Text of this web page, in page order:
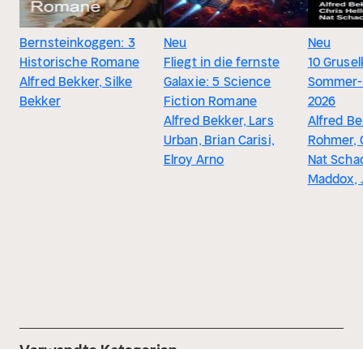
Bernsteinkoggen: 3
Historische Romane
Alfred Bekker, Silke
Bekker
Neu
Fliegt in die fernste
Galaxie: 5 Science
Fiction Romane
Alfred Bekker, Lars
Urban, Brian Carisi,
Elroy Arno
Neu
10
2026
Alfred
Rohmer,
Nat
Maddox,